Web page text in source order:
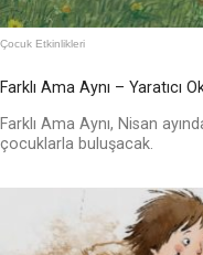
Çocuk Etkinlikleri
Farklı Ama Aynı – Yaratıcı
Farklı Ama Aynı, Nisan
çocuklarla buluşacak.